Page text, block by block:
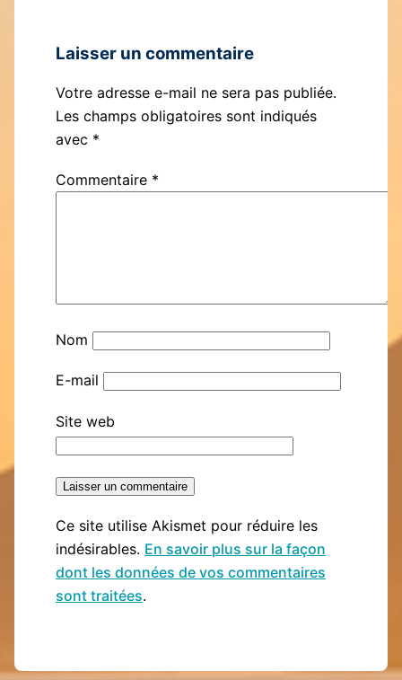
Laisser un commentaire
Votre adresse e-mail ne sera pas publiée.
Les champs obligatoires sont indiqués
avec *
Commentaire *
Nom
E-mail
Site web
Ce site utilise Akismet pour réduire les
indésirables. En savoir plus sur la façon
dont les données de vos commentaires
sont traitées.